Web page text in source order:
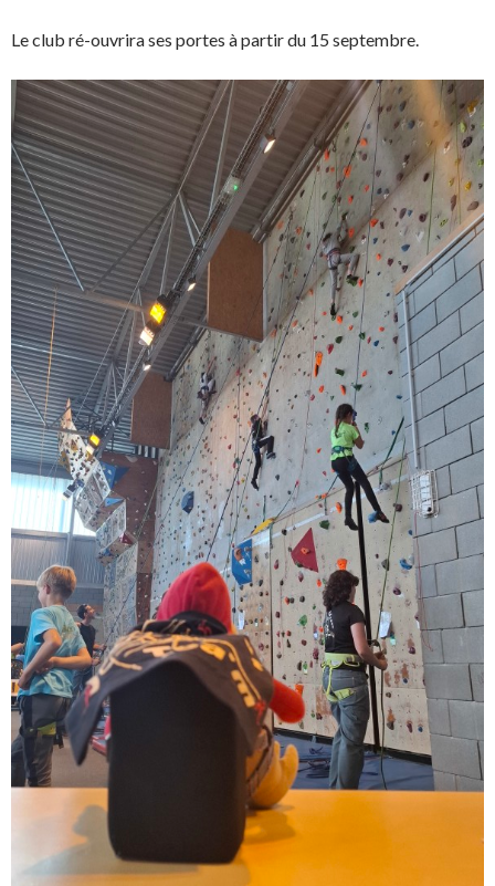
Le club ré-ouvrira ses portes à partir du 15 septembre.